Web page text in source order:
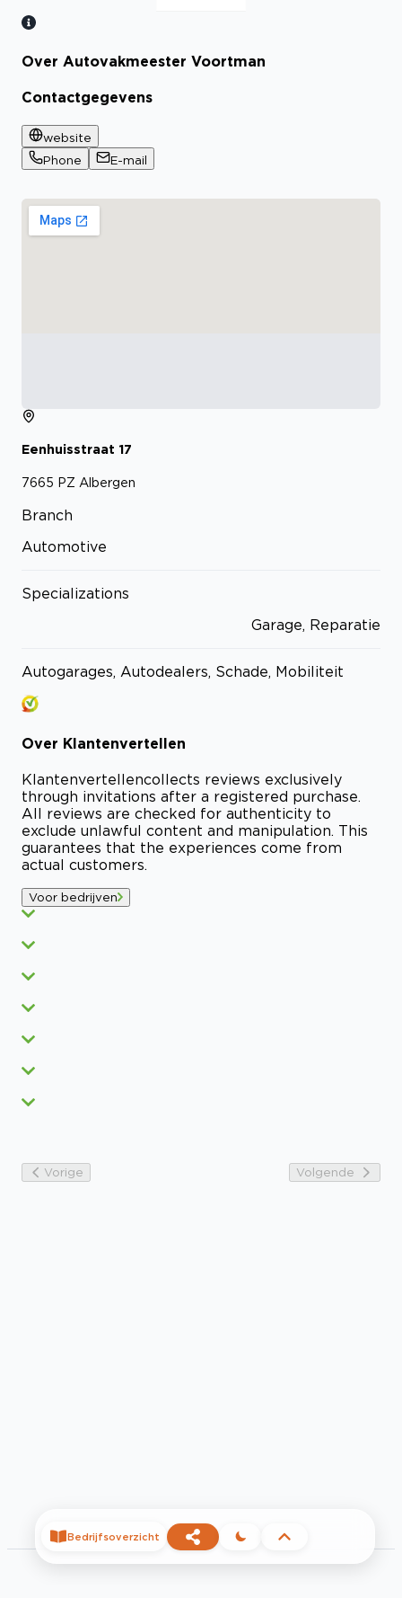
Bekijk certificaat
Over Autovakmeester Voortman
Contactgegevens
website
Phone
E-mail
Eenhuisstraat 17
7665 PZ Albergen
Branch
Automotive
Specializations
Garage, Reparatie
Autogarages, Autodealers, Schade, Mobiliteit
Over Klantenvertellen
Klantenvertellencollects reviews exclusively
through invitations after a registered purchase.
All reviews are checked for authenticity to
exclude unlawful content and manipulation. This
guarantees that the experiences come from
actual customers.
Voor bedrijven
Vorige Volgende
Bedrijfsoverzicht